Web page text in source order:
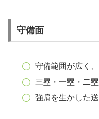
守備面
守備範囲が広く
三塁・一塁・二
強肩を生かした